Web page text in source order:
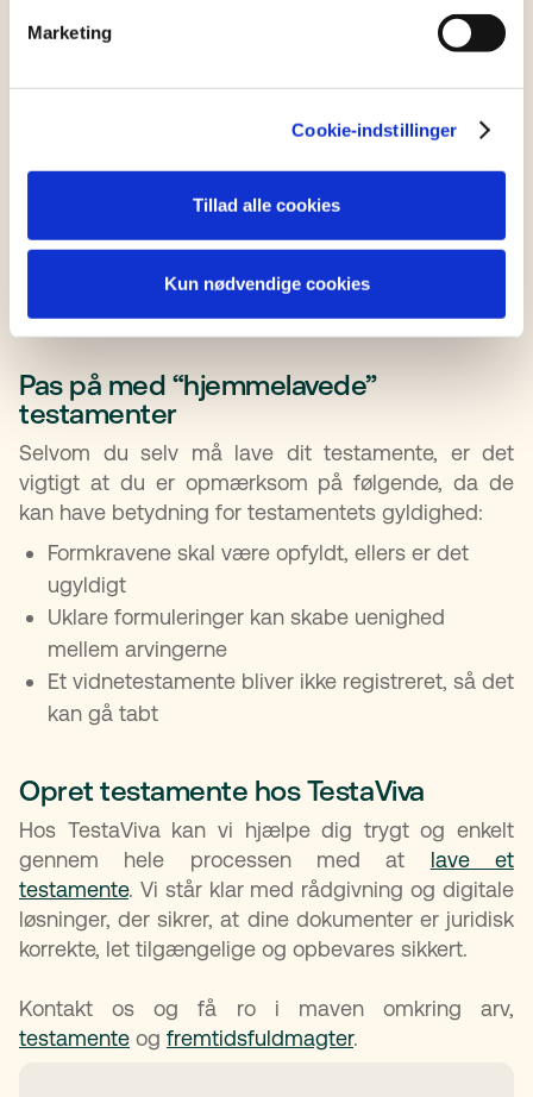
Marketing
Cookie-indstillinger
Tillad alle cookies
Kun nødvendige cookies
Ja. Du kan til enhver tid ændre i dit testamente,
medmindre det er oprettet som uigenkaldeligt. Et
Kan jeg trække testamentet tilbage?
Ja. Du kan tilbagetrække et testamente på samme
måde, som det blev oprettet. Ved notartestamente
kan du kontakte notaren, som vil registrere
Pas på med “hjemmelavede”
testamenter
Selvom du selv må lave dit testamente, er det
vigtigt at du er opmærksom på følgende, da de
kan have betydning for testamentets gyldighed:
Formkravene skal være opfyldt, ellers er det
ugyldigt
Uklare formuleringer kan skabe uenighed
mellem arvingerne
Et vidnetestamente bliver ikke registreret, så det
kan gå tabt
Opret testamente hos TestaViva
Hos TestaViva kan vi hjælpe dig trygt og enkelt
gennem hele processen med at lave et
testamente. Vi står klar med rådgivning og digitale
løsninger, der sikrer, at dine dokumenter er juridisk
korrekte, let tilgængelige og opbevares sikkert.
Kontakt os og få ro i maven omkring arv,
testamente og fremtidsfuldmagter.